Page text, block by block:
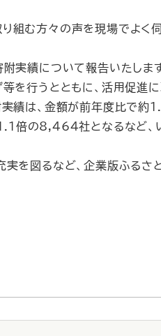
組む方々の声を現場でよく
実績について報告いたします
を行うとともに、活用促進に
実績は、金額が前年度比で
倍の8,464社となるなど、
を図るなど、企業版ふるさ